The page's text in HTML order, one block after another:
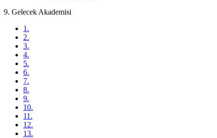
9. Gelecek Akademisi
1.
2.
3.
4.
5.
6.
7.
8.
9.
10.
11.
12.
13.